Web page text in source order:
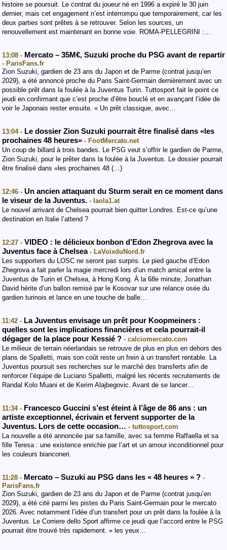
histoire se poursuit. Le contrat du joueur né en 1996 a expiré le 30 juin
dernier, mais cet engagement n’est interrompu que temporairement, car les
deux parties sont prêtes à se retrouver. Selon les sources, un
renouvellement est maintenant en bonne voie. ROMA-PELLEGRINI :…
13:08 - Mercato – 35M€, Suzuki proche du PSG avant de repartir
- ParisFans.fr
Zion Suzuki, gardien de 23 ans du Japon et de Parme (contrat jusqu’en
2029), a été annoncé proche du Paris Saint-Germain dernièrement avec un
possible prêt dans la foulée à la Juventus Turin. Tuttosport fait le point ce
jeudi en confirmant que c’est proche d’être bouclé et en avançant l’idée de
voir le Japonais rester ensuite. « Un prêt classique, avec…
13:04 - Le dossier Zion Suzuki pourrait être finalisé dans «les
prochaines 48 heures» - FootMercato.net
Un coup de billard à trois bandes. Le PSG veut s’offrir le gardien de Parme,
Zion Suzuki, pour le prêter dans la foulée à la Juventus. Le dossier pourrait
être finalisé dans «les prochaines 48 (…)
12:46 - Un ancien attaquant du Sturm serait en ce moment dans
le viseur de la Juventus. - laola1.at
Le nouvel arrivant de Chelsea pourrait bien quitter Londres. Est-ce qu’une
destination en Italie l’attend ?
12:27 - VIDEO : le délicieux bonbon d’Edon Zhegrova avec la
Juventus face à Chelsea - LaVoixduNord.fr
Les supporters du LOSC ne seront pas surpris. Le pied gauche d’Edon
Zhegrova a fait parler la magie mercredi lors d’un match amical entre la
Juventus de Turin et Chelsea, à Hong Kong. À la 68e minute, Jonathan
David hérite d’un ballon remisé par le Kosovar sur une relance osée du
gardien turinois et lance en une touche de balle…
11:42 - La Juventus envisage un prêt pour Koopmeiners :
quelles sont les implications financières et cela pourrait-il
dégager de la place pour Kessié ? - calciomercato.com
Le milieux de terrain néerlandais se retrouve de plus en plus en dehors des
plans de Spalletti, mais son coût reste un frein à un transfert rentable. La
Juventus poursuit ses recherches sur le marché des transferts afin de
renforcer l’équipe de Luciano Spalletti, malgré les récents recrutements de
Randal Kolo Muani et de Kerim Alajbegovic. Avant de se lancer…
11:34 - Francesco Guccini s’est éteint à l’âge de 86 ans : un
artiste exceptionnel, écrivain et fervent supporter de la
Juventus. Lors de cette occasion… - tuttosport.com
La nouvelle a été annoncée par sa famille, avec sa femme Raffaella et sa
fille Teresa : une existence enrichie par l’art et un amour inconditionnel pour
les couleurs bianconeri.
11:28 - Mercato – Suzuki au PSG dans les « 48 heures » ? -
ParisFans.fr
Zion Suzuki, gardien de 23 ans du Japon et de Parme (contrat jusqu’en
2029), a été cité parmi les pistes du Paris Saint-Germain pour le mercato
2026. Avec notamment l’idée d’un transfert pour un prêt dans la foulée à la
Juventus. Le Corriere dello Sport affirme ce jeudi que l’accord entre le PSG
pourrait être trouvé très rapidement. « les yeux…